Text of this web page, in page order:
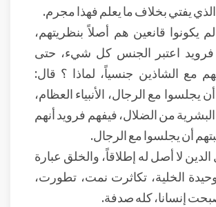
يفتي بخلاف ما يعلم فهذا مجرم.
يكونوا قانعين هم أصلاً بنظريتهم،
اعتبر الجنس كل شيء، حتى
مع الشاذين جنسياً، لماذا ؟ قال:
يجلسوا مع الرجال، الأنبياء العظام،
البشرية من الضلال، فيفهم فرويد أنهم
أن يجلسوا مع الرجال.
لا أصل له إطلاقاً، والخلق عبارة
الخلية، تكاثرت نمت، تطورت،
إنسانا، كله صدفة.